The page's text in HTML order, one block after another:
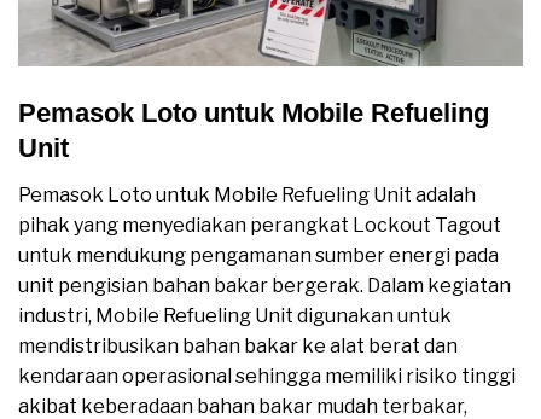
Pemasok Loto untuk Mobile Refueling
Unit
Pemasok Loto untuk Mobile Refueling Unit adalah
pihak yang menyediakan perangkat Lockout Tagout
untuk mendukung pengamanan sumber energi pada
unit pengisian bahan bakar bergerak. Dalam kegiatan
industri, Mobile Refueling Unit digunakan untuk
mendistribusikan bahan bakar ke alat berat dan
kendaraan operasional sehingga memiliki risiko tinggi
akibat keberadaan bahan bakar mudah terbakar,